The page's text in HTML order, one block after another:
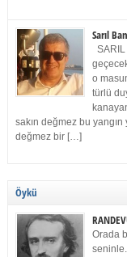
Sarıl
o
türlü
sakın değmez bu
değmez bir […]
Öykü
Orada
seninle.